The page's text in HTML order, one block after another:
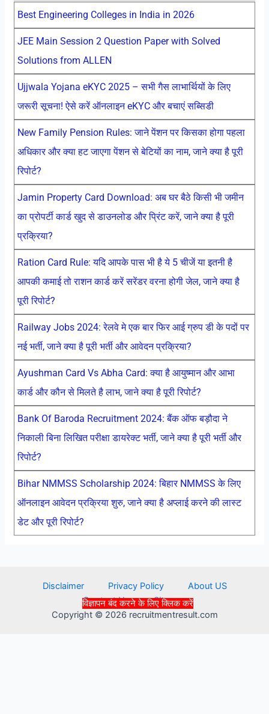
विज्ञापन बंद करने के लिए क्लिक करें
Best Engineering Colleges in India in 2026
JEE Main Session 2 Question Paper with Solved
Solutions from ALLEN
Ujjwala Yojana eKYC 2025 – सभी गैस लाभार्थियों के लिए
जरूरी सूचना! ऐसे करें ऑनलाइन eKYC और बचाएं सब्सिडी
New Family Pension Rules: जाने पेंशन पर किसका होगा पहला
अधिकार और क्या हट जाएगा पेंशन से बेटियों का नाम, जाने क्या है पूरी
रिपोर्ट?
Jamin Property Card Download: अब घर बैठे किसी भी जमीन
का प्रोपर्टी कार्ड खुद से डाउनलोड और प्रिंट करें, जाने क्या है पूरी
प्रक्रिया?
Ration Card Rule: यदि आपके पास भी है ये 5 चीजें या इतनी है
आपकी कमाई तो राशन कार्ड करें सरेंडर वरना होगी जेल, जाने क्या है
पूरी रिपोर्ट?
Railway Jobs 2024: रेलवे मे एक बार फिर आई ग्रुप डी के पदों पर
नई भर्ती, जाने क्या है पूरी भर्ती और आवेदन प्रक्रिया?
Ayushman Card Vs Abha Card: क्या है आयुष्मान और आभा
कार्ड और कौन से मिलते है लाभ, जाने क्या है पूरी रिपोर्ट?
Bank Of Baroda Recruitment 2024: बैंक ऑफ बड़ौदा ने
निकाली बिना लिखित परीक्षा डायरेक्ट भर्ती, जाने क्या है पूरी भर्ती और
रिपोर्ट?
Bihar NMMSS Scholarship 2024: बिहार NMMSS के लिए
ऑनलाइन आवेदन प्रक्रिया शुरु, जाने क्या है अप्लाई करने की लास्ट
डेट और पूरी रिपोर्ट?
Disclaimer Privacy Policy
About US
Contact Us
Sitemap
Copyright © 2026 recruitmentresult.com